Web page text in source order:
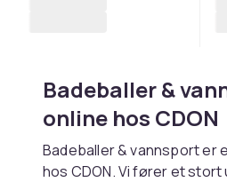
Badeballer &
online hos CDON
Badeballer & vannsport
hos CDON. Vi fører et stort